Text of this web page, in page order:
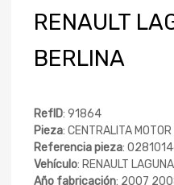
RENAULT
BERLINA
RefID: 91864
Pieza: CENTRALITA MOTOR
Referencia pieza:
Vehículo: RENAULT
Año fabricación: 2007